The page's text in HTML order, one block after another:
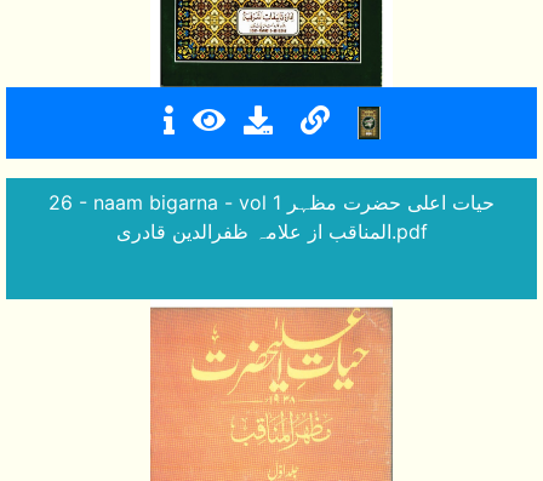
26 - naam bigarna - vol 1 حیات اعلی حضرت مظہر
المناقب از علامہ ظفرالدین قادری.pdf